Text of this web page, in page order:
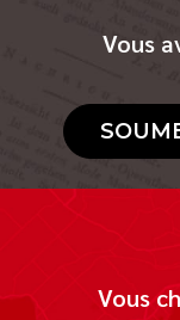
Vous
Vous